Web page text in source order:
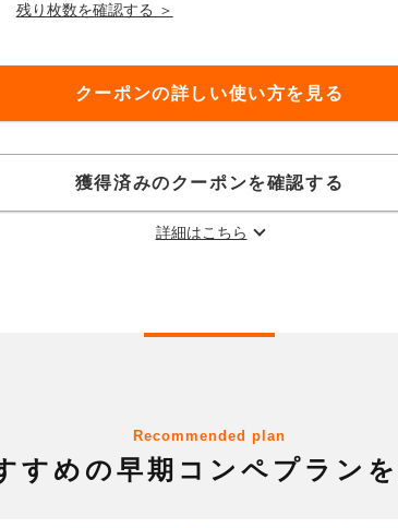
残り枚数を確認する ＞
クーポンの詳しい使い方を見る
獲得済みのクーポンを確認する
詳細はこちら
Recommended plan
すめの早期コンペ プラン